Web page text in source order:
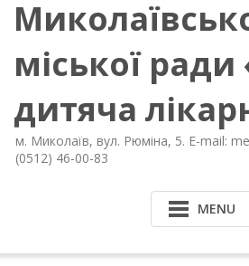
міської ради
дитяча
м. Миколаїв, вул. Рюміна, 5. E-mail:
(0512) 46-00-83
MENU